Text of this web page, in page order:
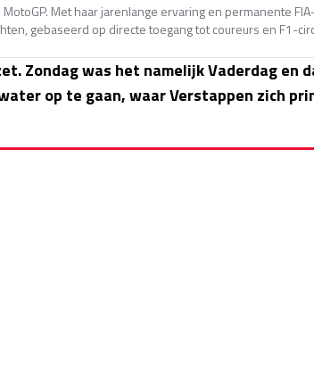
Met haar jarenlange ervaring en permanente
gebaseerd op directe toegang tot coureurs en F1-
Zondag was het namelijk Vaderdag en
op te gaan, waar Verstappen zich